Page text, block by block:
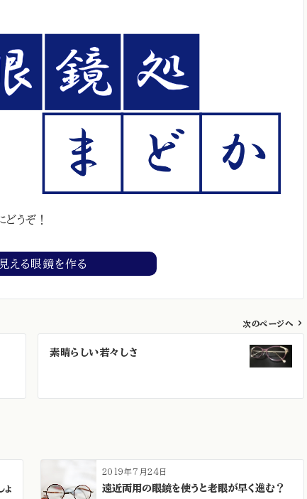
うぞ！
える眼鏡を作る
次のページへ
素晴らしい若々しさ
ょ
2019年7月24日
遠近両用の眼鏡を使うと老眼が早く進む？